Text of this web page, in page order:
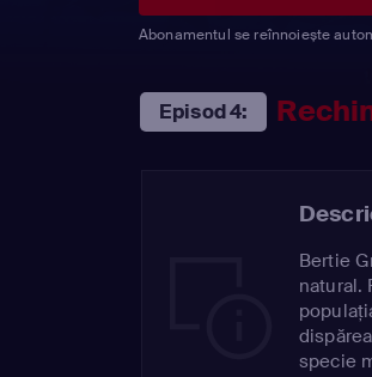
Abonamentul se reînnoiește
Episod 4:
Bertie
natural.
specie